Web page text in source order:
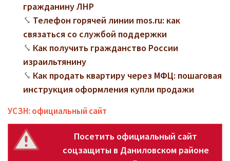
гражданину ЛНР
Телефон горячей линии mos.ru: как
связаться со службой поддержки
Как получить гражданство России
израильтянину
Как продать квартиру через МФЦ: пошаговая
инструкция оформления купли продажи
УСЗН: официальный сайт
Посетить официальный сайт
соцзащиты в Даниловском районе